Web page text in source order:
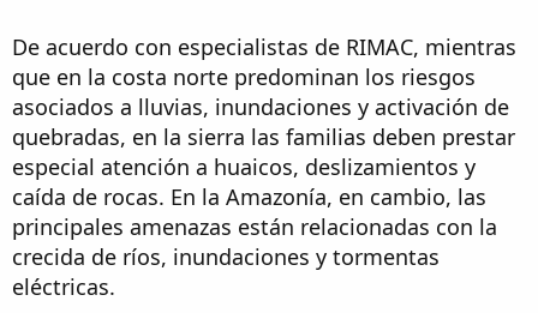
De acuerdo con especialistas de RIMAC, mientras
que en la costa norte predominan los riesgos
asociados a lluvias, inundaciones y activación de
quebradas, en la sierra las familias deben prestar
especial atención a huaicos, deslizamientos y
caída de rocas. En la Amazonía, en cambio, las
principales amenazas están relacionadas con la
crecida de ríos, inundaciones y tormentas
eléctricas.